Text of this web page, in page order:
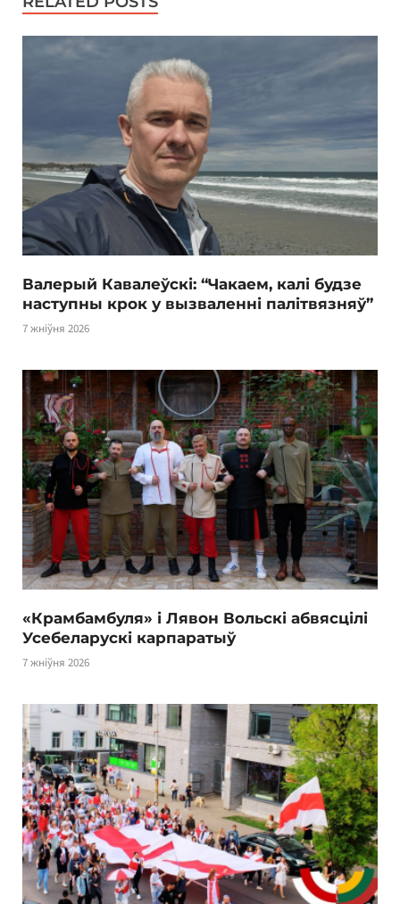
Валерый Кавалеўскі: “Чакаем, калі будзе
наступны крок у вызваленні палітвязняў”
7 жніўня 2026
«Крамбамбуля» і Лявон Вольскі абвясцілі
Усебеларускі карпаратыў
7 жніўня 2026